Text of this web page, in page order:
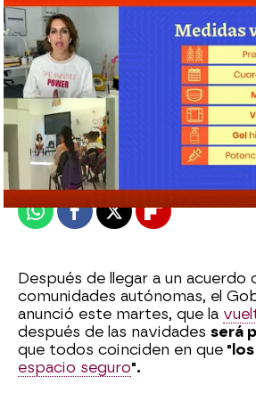
Espejo Público
Publicado:05 de enero de 2022,
WhatsappFacebook
X Flipboard
Después de llegar a un acuerdo
comunidades autónomas, el
anunció este martes, que la
después de las navidades será
que todos coinciden en que
espacio seguro".